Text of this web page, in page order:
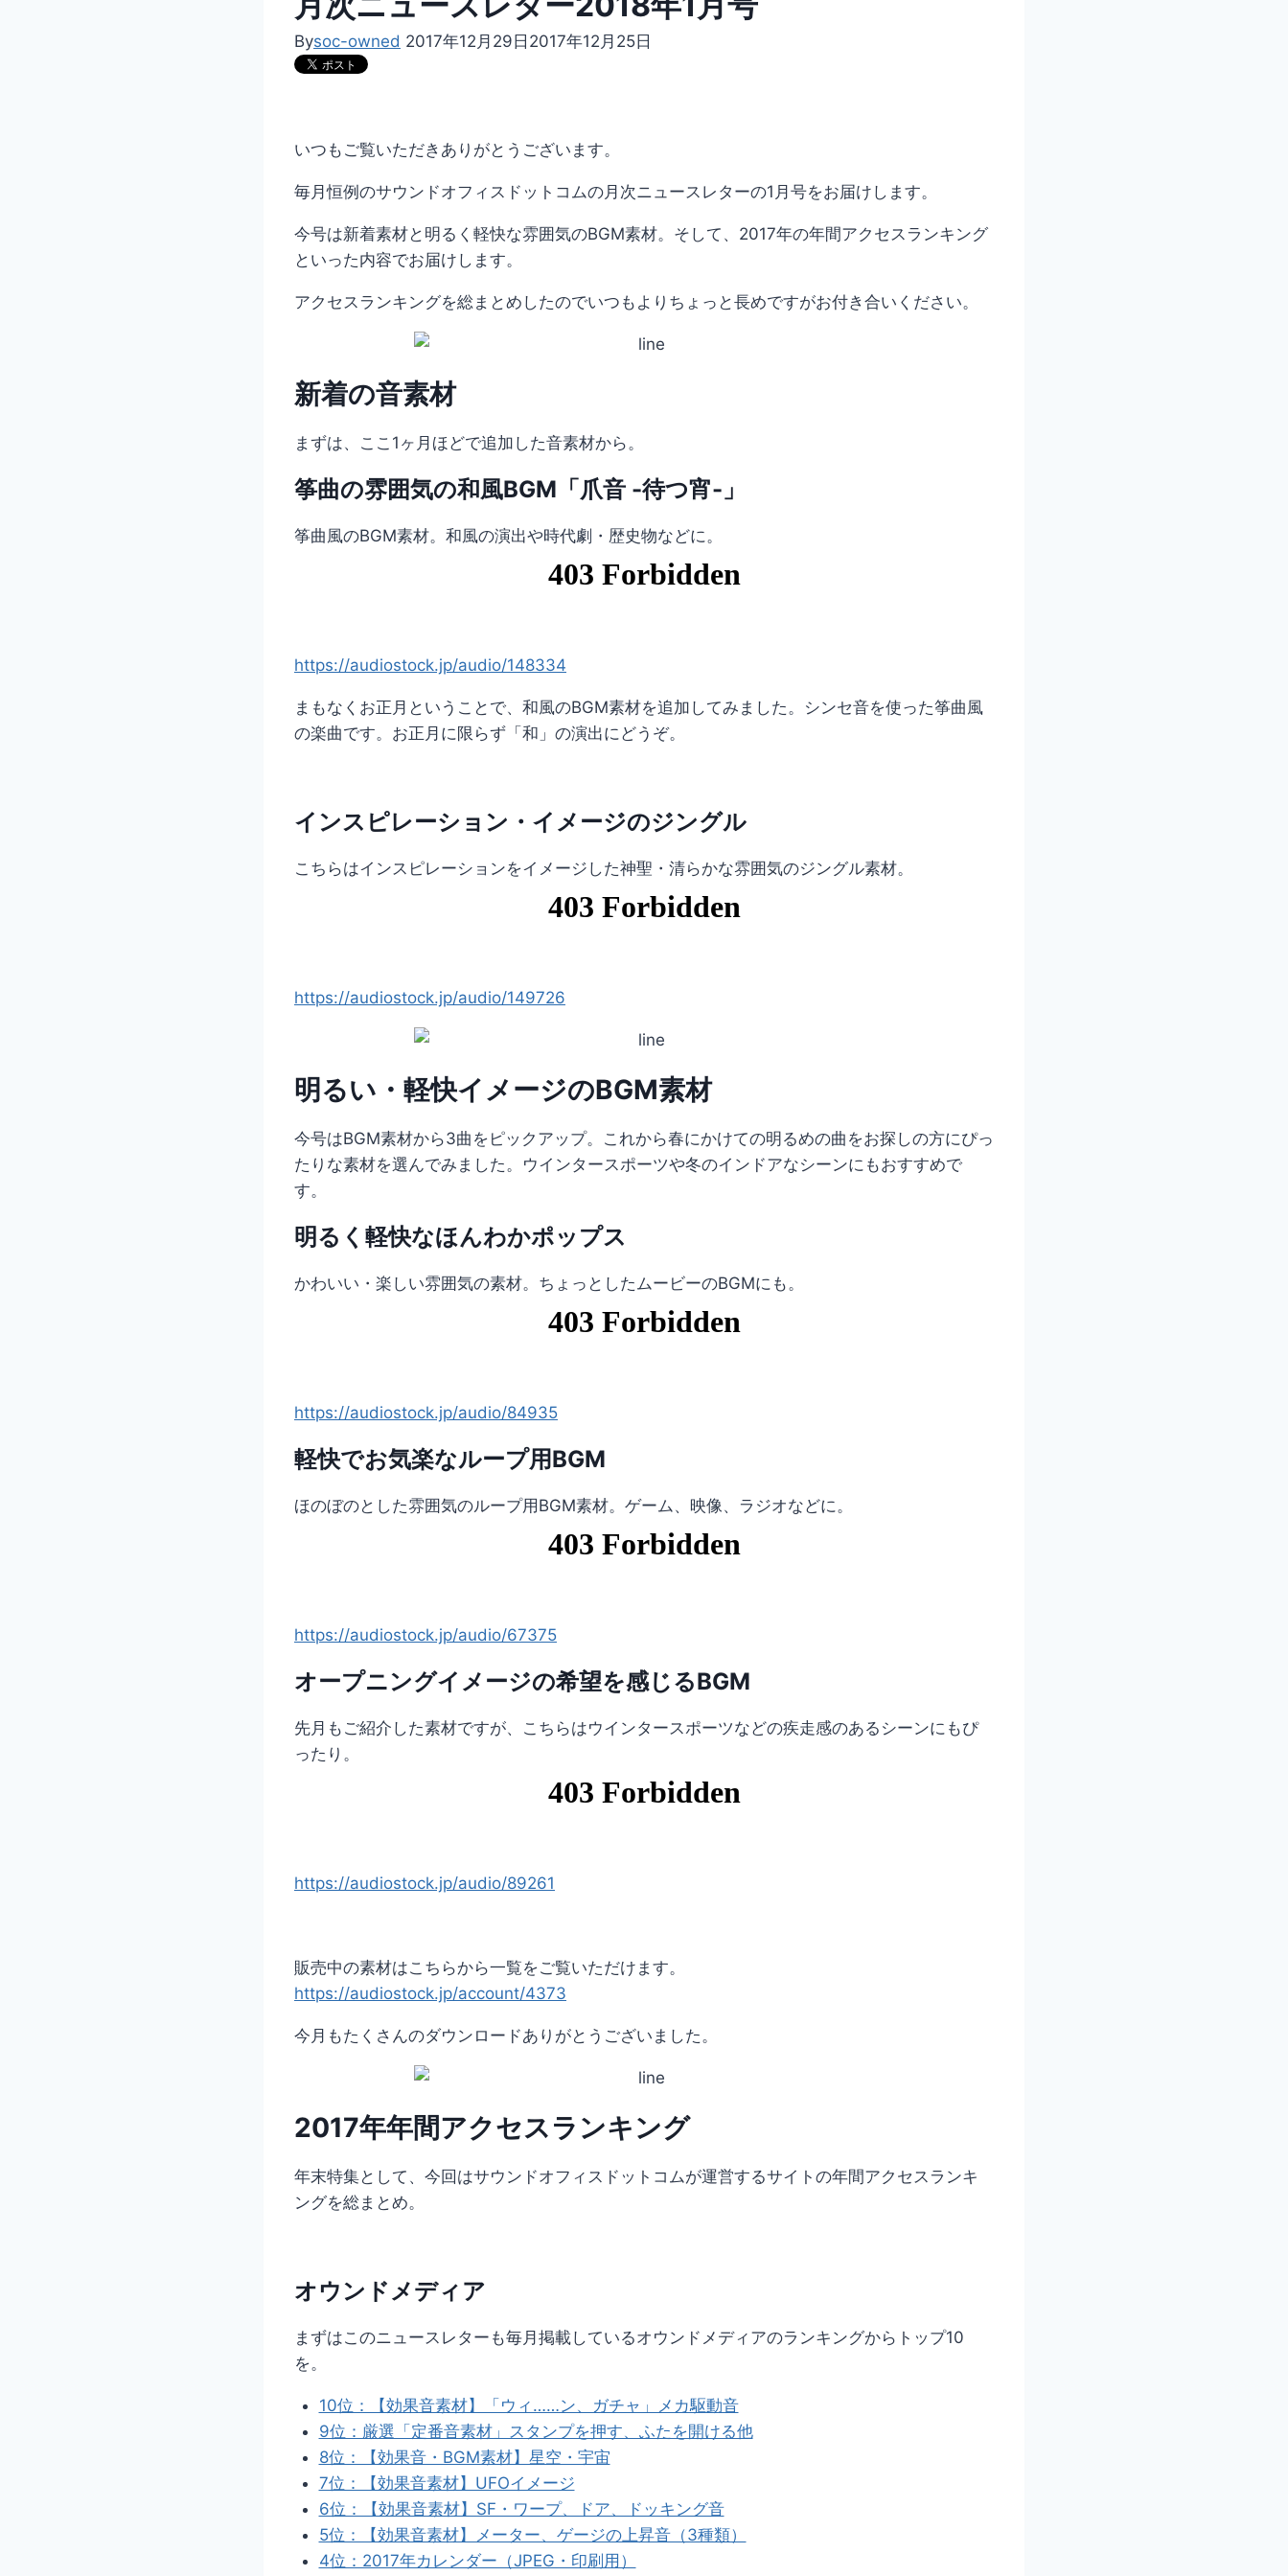
Bysoc-owned 2017年12月29日 2017年12月25日
いつもご覧いただきありがとうございます。
毎月恒例のサウンドオフィスドットコムの月次ニュースレターの1月号をお届けします。
今号は新着素材と明るく軽快な雰囲気のBGM素材。そして、2017年の年間アクセスランキング
といった内容でお届けします。
アクセスランキングを総まとめしたのでいつもよりちょっと長めですがお付き合いください。
新着の音素材
まずは、ここ1ヶ月ほどで追加した音素材から。
筝曲の雰囲気の和風BGM「爪音 -待つ宵-」
筝曲風のBGM素材。和風の演出や時代劇・歴史物などに。
https://audiostock.jp/audio/148334
まもなくお正月ということで、和風のBGM素材を追加してみました。シンセ音を使った筝曲風
の楽曲です。お正月に限らず「和」の演出にどうぞ。
インスピレーション・イメージのジングル
こちらはインスピレーションをイメージした神聖・清らかな雰囲気のジングル素材。
https://audiostock.jp/audio/149726
明るい・軽快イメージのBGM素材
今号はBGM素材から3曲をピックアップ。これから春にかけての明るめの曲をお探しの方にぴっ
たりな素材を選んでみました。ウインタースポーツや冬のインドアなシーンにもおすすめで
す。
明るく軽快なほんわかポップス
かわいい・楽しい雰囲気の素材。ちょっとしたムービーのBGMにも。
https://audiostock.jp/audio/84935
軽快でお気楽なループ用BGM
ほのぼのとした雰囲気のループ用BGM素材。ゲーム、映像、ラジオなどに。
https://audiostock.jp/audio/67375
オープニングイメージの希望を感じるBGM
先月もご紹介した素材ですが、こちらはウインタースポーツなどの疾走感のあるシーンにもぴ
ったり。
https://audiostock.jp/audio/89261
販売中の素材はこちらから一覧をご覧いただけます。
https://audiostock.jp/account/4373
今月もたくさんのダウンロードありがとうございました。
2017年年間アクセスランキング
年末特集として、今回はサウンドオフィスドットコムが運営するサイトの年間アクセスランキ
ングを総まとめ。
オウンドメディア
まずはこのニュースレターも毎月掲載しているオウンドメディアのランキングからトップ10
を。
10位：【効果音素材】「ウィ……ン、ガチャ」メカ駆動音
9位：厳選「定番音素材」スタンプを押す、ふたを開ける他
8位：【効果音・BGM素材】星空・宇宙
7位：【効果音素材】UFOイメージ
6位：【効果音素材】SF・ワープ、ドア、ドッキング音
5位：【効果音素材】メーター、ゲージの上昇音（3種類）
4位：2017年カレンダー（JPEG・印刷用）